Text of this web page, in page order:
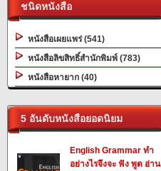
ชนิดหนังสือ
หนังสือเผยแพร่ (541)
หนังสือลิขสิทธิ์สำนักพิมพ์ (783)
หนังสือหายาก (40)
5 อันดับหนังสือยอดนิยม
English Grammar ทำ
อย่างไรจึงจะ ฟัง พูด อ่าน